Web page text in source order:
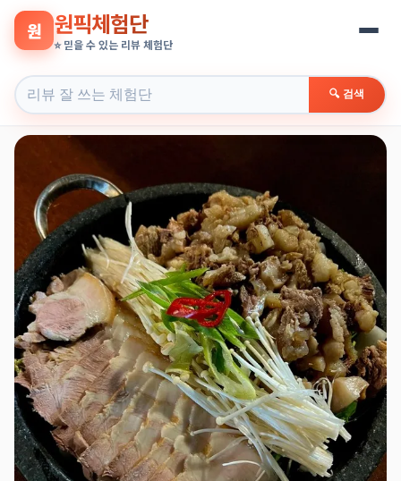
원 원픽체험단
⭐ 믿을 수 있는 리뷰 체험단
🔍 검색